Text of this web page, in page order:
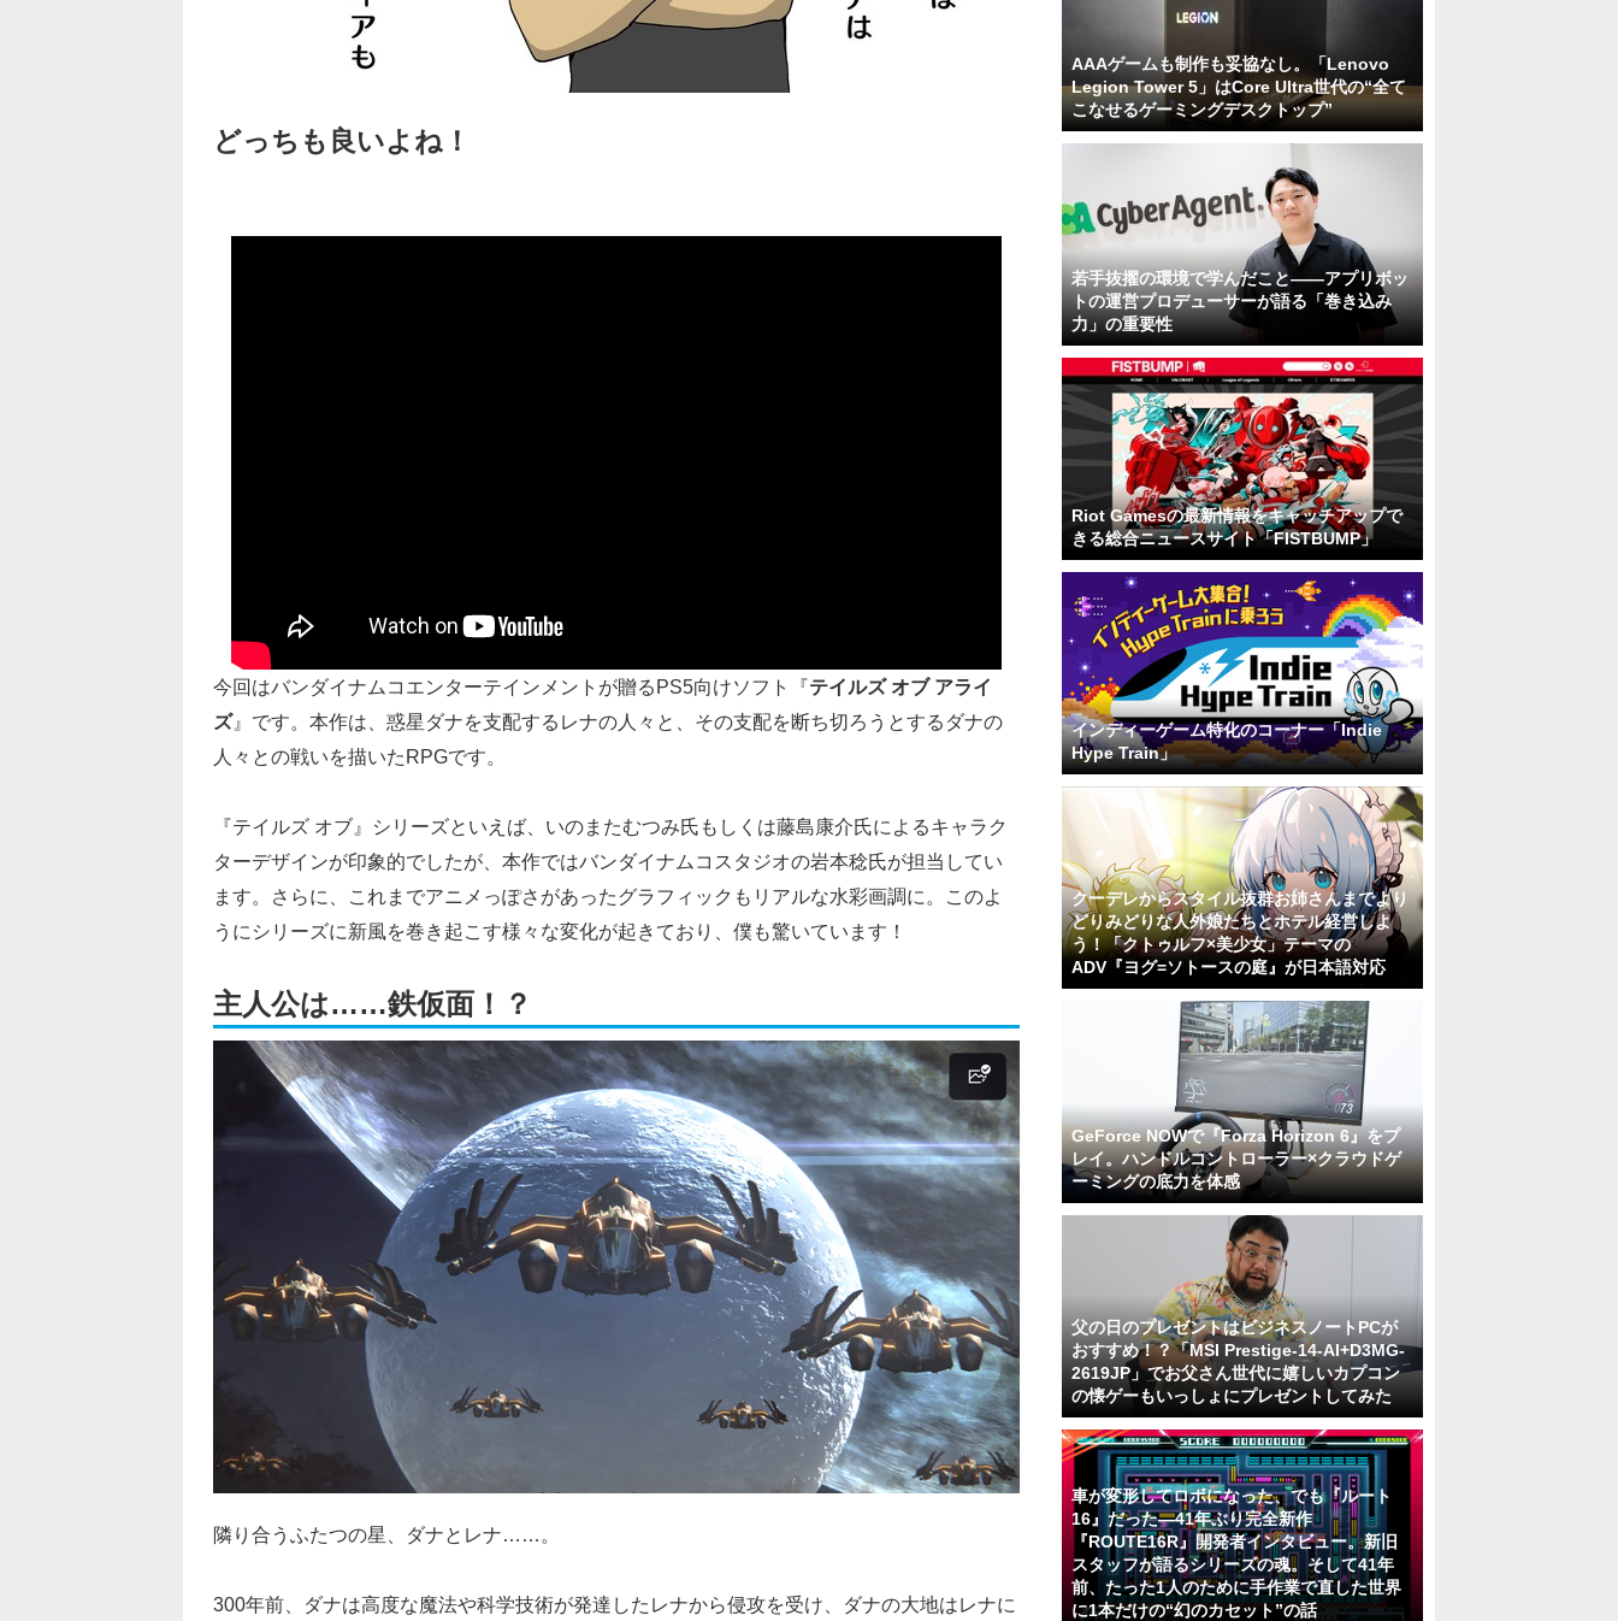
どっちも良いよね！
今回はバンダイナムコエンターテインメントが贈るPS5向けソフト『テイルズ オブ アライ
ズ』です。本作は、惑星ダナを支配するレナの人々と、その支配を断ち切ろうとするダナの
人々との戦いを描いたRPGです。
『テイルズ オブ』シリーズといえば、いのまたむつみ氏もしくは藤島康介氏によるキャラク
ターデザインが印象的でしたが、本作ではバンダイナムコスタジオの岩本稔氏が担当してい
ます。さらに、これまでアニメっぽさがあったグラフィックもリアルな水彩画調に。このよ
うにシリーズに新風を巻き起こす様々な変化が起きており、僕も驚いています！
主人公は……鉄仮面！？
隣り合うふたつの星、ダナとレナ……。
300年前、ダナは高度な魔法や科学技術が発達したレナから侵攻を受け、ダナの大地はレナに
AAAゲームも制作も妥協なし。「Lenovo
Legion Tower 5」はCore Ultra世代の“全て
こなせるゲーミングデスクトップ”
若手抜擢の環境で学んだこと――アプリボッ
トの運営プロデューサーが語る「巻き込み
力」の重要性
Riot Gamesの最新情報をキャッチアップで
きる総合ニュースサイト「FISTBUMP」
インディーゲーム特化のコーナー「Indie
Hype Train」
クーデレからスタイル抜群お姉さんまでより
どりみどりな人外娘たちとホテル経営しよ
う！「クトゥルフ×美少女」テーマの
ADV『ヨグ=ソトースの庭』が日本語対応
GeForce NOWで『Forza Horizon 6』をプ
レイ。ハンドルコントローラー×クラウドゲ
ーミングの底力を体感
父の日のプレゼントはビジネスノートPCが
おすすめ！？「MSI Prestige-14-AI+D3MG-
2619JP」でお父さん世代に嬉しいカプコン
の懐ゲーもいっしょにプレゼントしてみた
車が変形してロボになった、でも『ルート
16』だった―41年ぶり完全新作
『ROUTE16R』開発者インタビュー。新旧
スタッフが語るシリーズの魂。そして41年
前、たった1人のために手作業で直した世界
に1本だけの“幻のカセット”の話